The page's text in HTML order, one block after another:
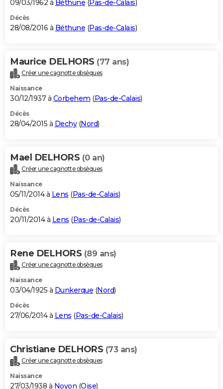
09/03/1962 à Béthune (Pas-de-Calais)
Décès
28/08/2016 à Béthune (Pas-de-Calais)
Maurice DELHORS (77 ans)
Créer une cagnotte obsèques
Naissance
30/12/1937 à Corbehem (Pas-de-Calais)
Décès
28/04/2015 à Dechy(Nord)
Mael DELHORS (0 an)
Créer une cagnotte obsèques
Naissance
05/11/2014 à Lens (Pas-de-Calais)
Décès
20/11/2014 à Lens (Pas-de-Calais)
Rene DELHORS (89 ans)
Créer une cagnotte obsèques
Naissance
03/04/1925 à Dunkerque (Nord)
Décès
27/06/2014 à Lens (Pas-de-Calais)
Christiane DELHORS (73 ans)
Créer une cagnotte obsèques
Naissance
27/03/1938 à Noyon (Oise)